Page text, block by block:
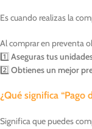
Es cuando realizas la
Al comprar en preventa
1️⃣ Aseguras tus
2️⃣ Obtienes un mejor
¿Qué significa “Pago
Significa que puedes